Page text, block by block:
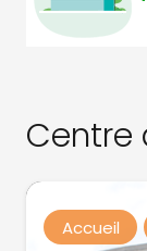
Centre
Accueil